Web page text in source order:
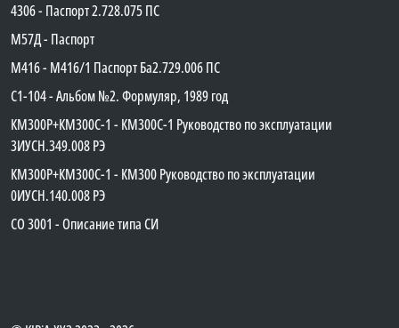
4306 - Паспорт 2.728.075 ПС
М57Д - Паспорт
М416 - М416/1 Паспорт Ба2.729.006 ПС
C1-104 - Альбом №2. Формуляр, 1989 год
КМ300Р+КМ300С-1 - КМ300C-1 Руководство по эксплуатации
3ИУСН.349.008 РЭ
КМ300Р+КМ300С-1 - КМ300 Руководство по эксплуатации
0ИУСН.140.008 РЭ
СО 3001 - Описание типа СИ